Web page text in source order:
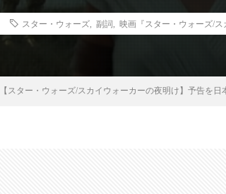
スター・ウォーズ 副詞 映画『スター・ウォーズ/ス
【スター・ウォーズ/スカイウォーカーの夜明け】予告を日